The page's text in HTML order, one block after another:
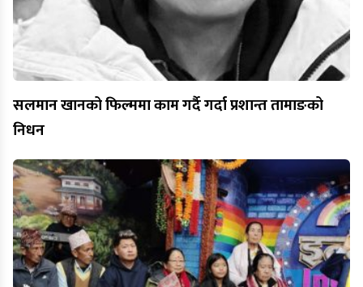
सलमान खानको फिल्ममा काम गर्दै गर्दा प्रशान्त तामाङको
निधन